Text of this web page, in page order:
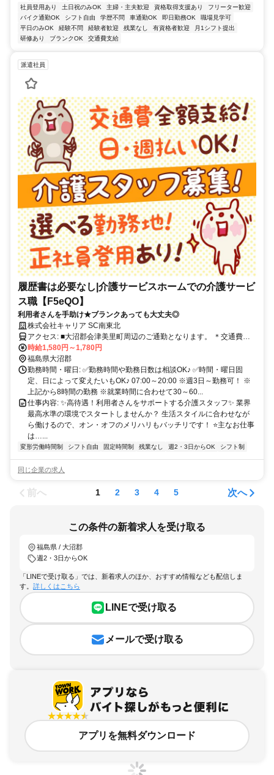
社員登用あり 土日祝のみOK 主婦・主夫歓迎 資格取得支援あり
フリーター歓迎
バイク通勤OK
シフト自由 学歴不問 車通勤OK 即日勤務OK
職場見学可
平日のみOK
経験不問 経験者歓迎 残業なし 有資格者歓迎
月1シフト提出
研修あり
ブランクOK 交通費支給
派遣社員
履歴書は必要なし|介護サービスホームでの介護サービ
ス職【F5eQO】
利用者さんを手助け★ブランクあっても大丈夫◎
株式会社キャリア SC南東北
アクセス: ■大沼郡会津美里町周辺のご通勤となります。 ＊交通費全
額支給 ＊車通勤・バイク通勤OK（ガソリン代支給） ＊自転車通勤
OK
時給1,580円～1,780円
福島県大沼郡
勤務時間・曜日: ✅勤務時間や勤務日数は相談OK♪ ✅時間・曜日固
定、日によって変えたいもOK♪ 07:00～20:00 ※週3日～勤務可！ ※
上記から8時間の勤務 ※就業時間に合わせて30～60...
仕事内容: ✨高待遇！利用者さんをサポートする介護スタッフ✨ 業界
最高水準の環境でスタートしませんか？ 生活スタイルに合わせなが
ら働けるので、オン・オフのメリハリもバッチリです！ ⭐主なお仕事
は…...
変形労働時間制 シフト自由 固定時間制 残業なし 週2・3日からOK シフト制
同じ企業の求人
前へ 1 2 3 4 5 次へ
この条件の新着求人を受け取る
福島県 / 大沼郡
週2・3日からOK
「LINEで受け取る」では、新着求人のほか、おすすめ情報なども配信しま
す。 詳しくはこちら
LINEで受け取る
メールで受け取る
アプリを無料ダウンロード